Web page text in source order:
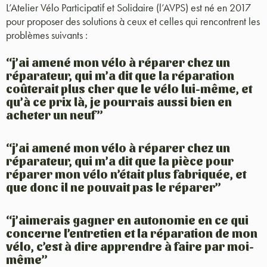
L’Atelier Vélo Participatif et Solidaire (l’AVPS) est né en 2017
pour proposer des solutions à ceux et celles qui rencontrent les
problèmes suivants :
“j’ai amené mon vélo à réparer chez un
réparateur, qui m’a dit que la réparation
coûterait plus cher que le vélo lui-même, et
qu’à ce prix là, je pourrais aussi bien en
acheter un neuf”
“j’ai amené mon vélo à réparer chez un
réparateur, qui m’a dit que la pièce pour
réparer mon vélo n’était plus fabriquée, et
que donc il ne pouvait pas le réparer”
“j’aimerais gagner en autonomie en ce qui
concerne l’entretien et la réparation de mon
vélo, c’est à dire apprendre à faire par moi-
même”